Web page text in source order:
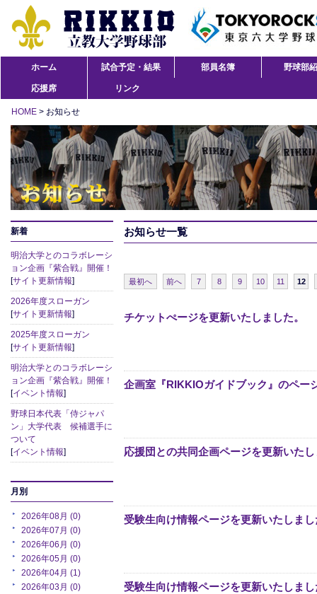
ホーム 試合予定・結果 部員名簿 野球部
応援席 リンク
HOME > お知らせ
新着
明治大学とのコラボレーシ
ョン企画『紫合戦』開催！
[サイト更新情報]
2026年度スローガン
[サイト更新情報]
2025年度スローガン
[サイト更新情報]
明治大学とのコラボレーシ
ョン企画『紫合戦』開催！
[イベント情報]
野球日本代表「侍ジャパ
ン」大学代表 候補選手に
ついて
[イベント情報]
月別
2026年08月 (0)
2026年07月 (0)
2026年06月 (0)
2026年05月 (0)
2026年04月 (1)
2026年03月 (0)
お知らせ一覧
最初へ 前へ 7 8 9 10 11 12
チケットぺージを更新いたしました。
企画室『RIKKIOガイドブック』のペー
応援団との共同企画ページを更新いた
受験生向け情報ページを更新いたしま
受験生向け情報ページを更新いたしま